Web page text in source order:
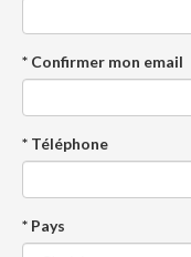
* Confirmer mon email
* Téléphone
* Pays